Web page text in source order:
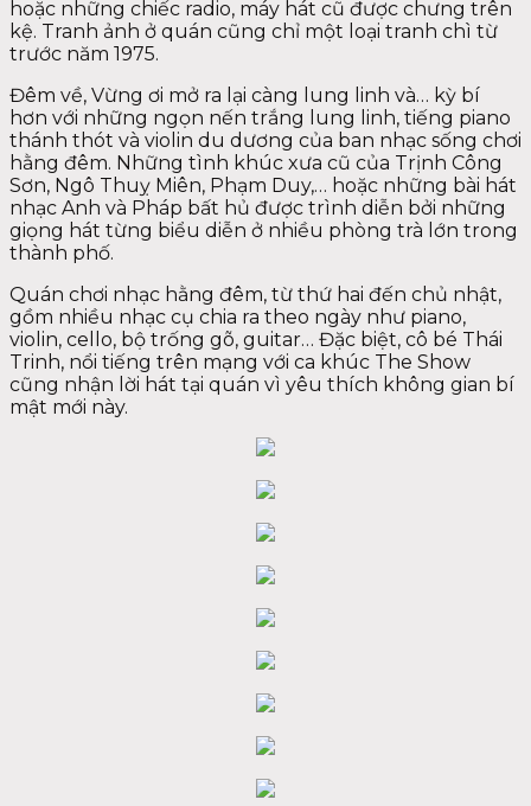
hoặc những chiếc radio, máy hát cũ được chưng trên
kệ. Tranh ảnh ở quán cũng chỉ một loại tranh chì từ
trước năm 1975.
Đêm về, Vừng ơi mở ra lại càng lung linh và… kỳ bí
hơn với những ngọn nến trắng lung linh, tiếng piano
thánh thót và violin du dương của ban nhạc sống chơi
hằng đêm. Những tình khúc xưa cũ của Trịnh Công
Sơn, Ngô Thuỵ Miên, Phạm Duy,… hoặc những bài hát
nhạc Anh và Pháp bất hủ được trình diễn bởi những
giọng hát từng biểu diễn ở nhiều phòng trà lớn trong
thành phố.
Quán chơi nhạc hằng đêm, từ thứ hai đến chủ nhật,
gồm nhiều nhạc cụ chia ra theo ngày như piano,
violin, cello, bộ trống gõ, guitar… Đặc biệt, cô bé Thái
Trinh, nổi tiếng trên mạng với ca khúc The Show
cũng nhận lời hát tại quán vì yêu thích không gian bí
mật mới này.